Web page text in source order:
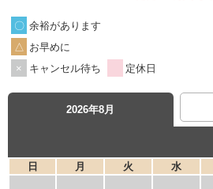
余裕があります
お早めに
キャンセル待ち
定休日
2026年8月
日 月 火 水